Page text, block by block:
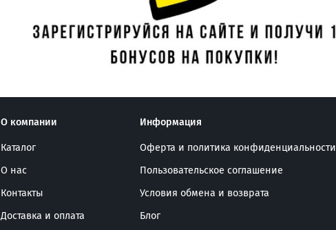
О компании
Каталог
О нас
Контакты
Доставка и оплата
Информация
Оферта и политика конфиденциальности
Пользовательское соглашение
Условия обмена и возврата
Блог